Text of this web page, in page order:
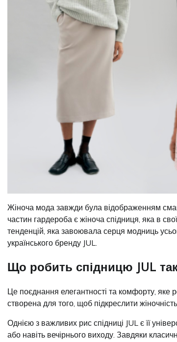
Жіноча мода завжди була відображенням
частин гардероба є жіноча спідниця, яка в
тенденцій, яка завоювала серця модниць
українського бренду JUL.
Що робить спідницю JUL
Це поєднання елегантності та комфорту, яке
створена для того, щоб підкреслити
Однією з важливих рис спідниці JUL є її
або навіть вечірнього виходу. Завдяки